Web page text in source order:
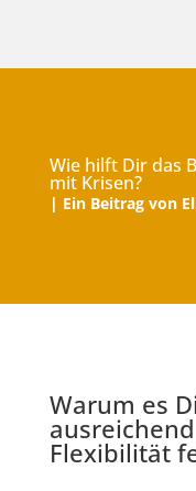
Wie hilft Dir das
mit Krisen?
| Ein Beitrag von
Warum es
Flexibilität